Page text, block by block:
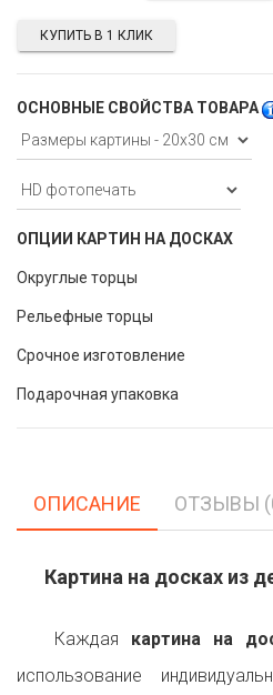
ОСНОВНЫЕ СВОЙСТВА ТОВАРА
ОПЦИИ КАРТИН НА ДОСКАХ
Округлые торцы
Рельефные торцы
Срочное изготовление
Подарочная упаковка
КУПИТЬ В 1 КЛИК
ОПИСАНИЕ ОТЗЫВЫ
Картина на досках из
Каждая картина на
использование